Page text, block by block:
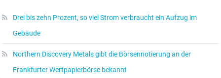
Drei bis zehn Prozent, so viel Strom verbraucht ein Aufzug im
Gebäude
Northern Discovery Metals gibt die Börsennotierung an der
Frankfurter Wertpapierbörse bekannt